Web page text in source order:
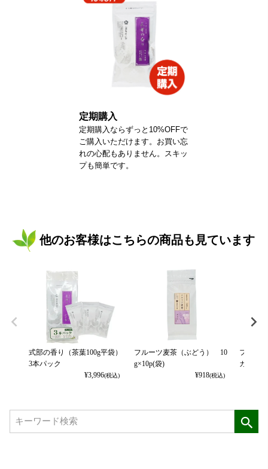
定期購入
定期購入ならずっと10%OFFで
ご購入いただけます。お買い忘
れの心配もありません。スキッ
プも簡単です。
他のお客様はこちらの商品も見ています
式部の香り（茶葉100g平袋）
3本パック
¥3,996(税込)
フルーツ麦茶（ぶどう） 10
g×10p(袋)
¥918(税込)
フルー
カット